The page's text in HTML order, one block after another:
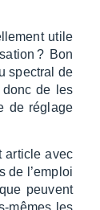
utile
? Bon
spec­tral de
de les
de réglage
article avec
de l’em­ploi
peuvent